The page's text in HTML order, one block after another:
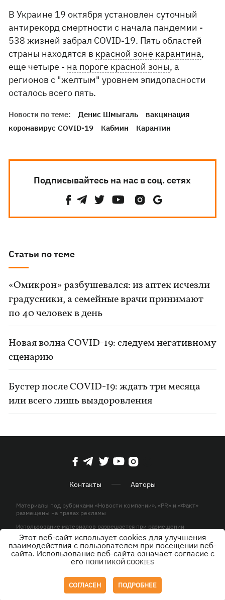
В Украине 19 октября установлен суточный
антирекорд смертности с начала пандемии -
538 жизней забрал COVID-19. Пять областей
страны находятся в красной зоне карантина,
еще четыре - на пороге красной зоны, а
регионов с "желтым" уровнем эпидопасности
осталось всего пять.
Новости по теме: Денис Шмыгаль
вакцинация
коронавирус COVID-19
Кабмин Карантин
Подписывайтесь на нас в соц. сетях
Статьи по теме
«Омикрон» разбушевался: из аптек исчезли
градусники, а семейные врачи принимают
по 40 человек в день
Новая волна COVID-19: следуем негативному
сценарию
Бустер после COVID-19: ждать три месяца
или всего лишь выздоровления
Контакты Авторы
Материалы под рубриками «Новости компании», «PR» и «Факт»
размещены на правах рекламы
Использование материалов разрешается при размещении
активной гиперссылки на KP.UA в первом абзаце.
© ООО «ЮЛАВ МЕДИА»,2026. Все права защищены.
Этот веб-сайт использует cookies для улучшения
взаимодействия с пользователем при посещении веб-
сайта. Использование веб-сайта означает согласие с
его ПОЛИТИКОЙ COOKIES
СОГЛАСЕН ПОДРОБНЕЕ